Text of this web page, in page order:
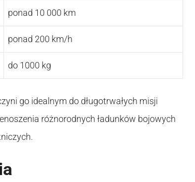
ponad 10 000 km
ponad 200 km/h
do 1000 kg
go idealnym do długotrwałych misji
różnorodnych ładunków bojowych